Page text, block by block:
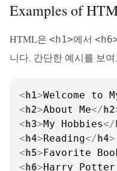
Examples of
HTML은 <h1>에서
니다. 간단한 예시를 보
<h1>Welcome to
<h2>About Me</h2
<h3>My Hobbies</
<h4>Reading</h4>
<h5>Favorite
<h6>Harry